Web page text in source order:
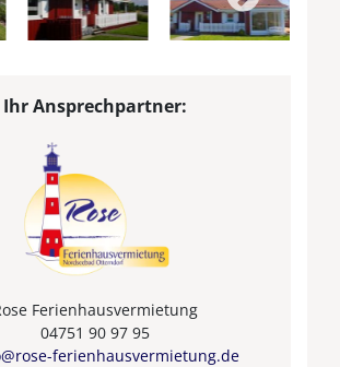
Ihr Ansprechpartner:
Ferienhausvermietung
04751 90 97 95
ferienhausvermietung.de